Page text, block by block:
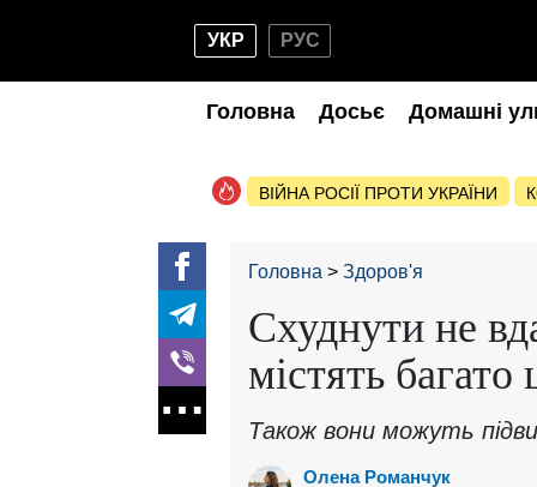
УКР РУС
Головна Досьє Домашні
ВІЙНА РОСІЇ ПРОТИ УКРАЇНИ
Головна Здоров'я
Схуднути не
містять багато
Також вони можуть
Олена Романчук